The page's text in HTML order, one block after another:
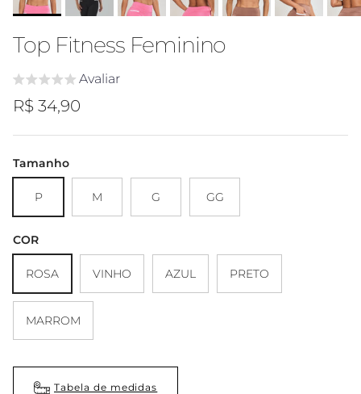
Top Fitness Feminino
Avaliar
Preço regular
R$ 34,90
Tamanho
P M G GG
COR
ROSA VINHO AZUL PRETO
MARROM
Tabela de medidas